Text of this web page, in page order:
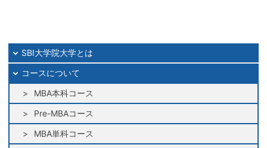
SBI大学院大学とは
コースについて
MBA本科コース
Pre-MBAコース
MBA単科コース